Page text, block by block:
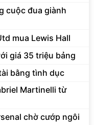
cuộc đua giành
mua Lewis Hall
giá 35 triệu bảng
bằng tình dục
Martinelli từ
chờ cướp ngôi